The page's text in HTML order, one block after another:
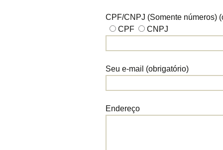
CPF/CNPJ (Somente números)
CPF
CNPJ
Seu e-mail (obrigatório)
Endereço